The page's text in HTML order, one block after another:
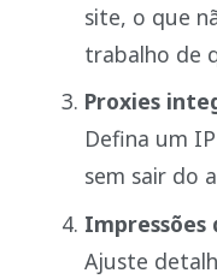
site, o que
trabalho de
Proxies
Defina um
sem sair do
Impressões
Ajuste